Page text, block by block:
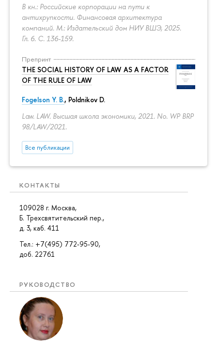
В кн.: Российские корпорации на пути к
антихрупкости. Финансовая архитектура
компаний. М.: Издательский дом НИУ ВШЭ, 2025.
Гл. 6. С. 136-159.
Препринт
THE SOCIAL HISTORY OF LAW AS A FACTOR
OF THE RULE OF LAW
Fogelson Y. B., Poldnikov D.
Law. LAW. Высшая школа экономики, 2021. No. WP BRP
98/LAW/2021.
Все публикации
КОНТАКТЫ
109028 г. Москва,
Б. Трехсвятительский пер.,
д. 3, каб. 411
Тел.: +7(495) 772-95-90,
доб. 22761
РУКОВОДСТВО